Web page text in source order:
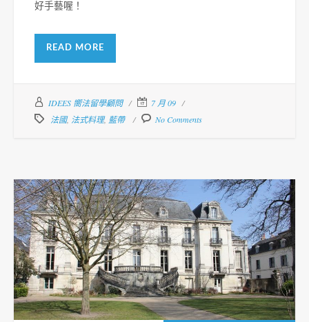
好手藝喔！
READ MORE
IDEES 嚮法留學顧問
7 月 09
法國, 法式料理, 藍帶 No Comments